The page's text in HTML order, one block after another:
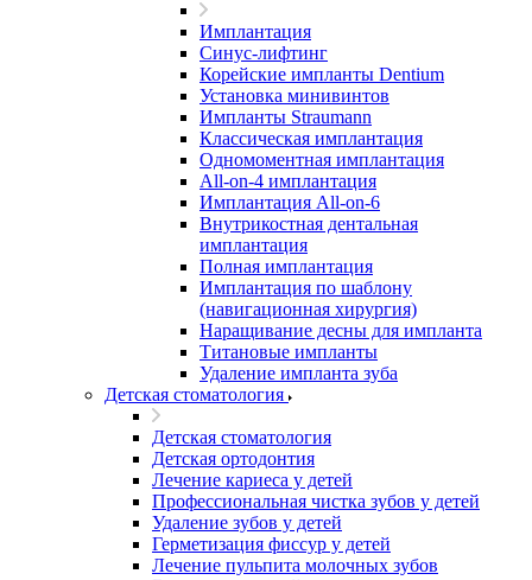
Имплантация
Синус-лифтинг
Корейские импланты Dentium
Установка минивинтов
Импланты Straumann
Классическая имплантация
Одномоментная имплантация
All-on-4 имплантация
Имплантация All-on-6
Внутрикостная дентальная
имплантация
Полная имплантация
Имплантация по шаблону
(навигационная хирургия)
Наращивание десны для импланта
Титановые импланты
Удаление импланта зуба
Детская стоматология
Детская стоматология
Детская ортодонтия
Лечение кариеса у детей
Профессиональная чистка зубов у детей
Удаление зубов у детей
Герметизация фиссур у детей
Лечение пульпита молочных зубов